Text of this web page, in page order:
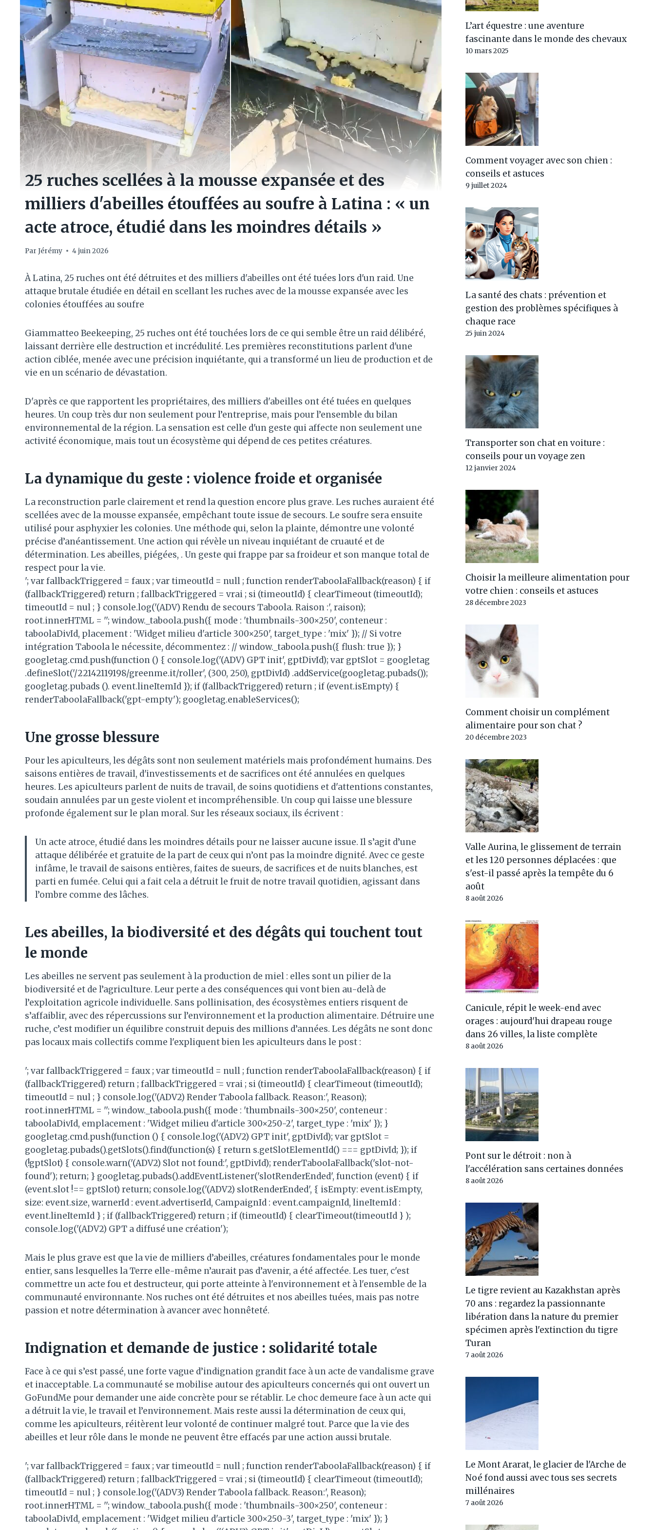
25 ruches scellées à la mousse expansée et des
milliers d'abeilles étouffées au soufre à Latina : « un
acte atroce, étudié dans les moindres détails »
Par Jérémy 4 juin 2026
À Latina, 25 ruches ont été détruites et des milliers d'abeilles ont été tuées lors d'un raid. Une
attaque brutale étudiée en détail en scellant les ruches avec de la mousse expansée avec les
colonies étouffées au soufre
Giammatteo Beekeeping, 25 ruches ont été touchées lors de ce qui semble être un raid délibéré,
laissant derrière elle destruction et incrédulité. Les premières reconstitutions parlent d'une
action ciblée, menée avec une précision inquiétante, qui a transformé un lieu de production et de
vie en un scénario de dévastation.
D'après ce que rapportent les propriétaires, des milliers d'abeilles ont été tuées en quelques
heures. Un coup très dur non seulement pour l’entreprise, mais pour l’ensemble du bilan
environnemental de la région. La sensation est celle d'un geste qui affecte non seulement une
activité économique, mais tout un écosystème qui dépend de ces petites créatures.
La dynamique du geste : violence froide et organisée
La reconstruction parle clairement et rend la question encore plus grave. Les ruches auraient été
scellées avec de la mousse expansée, empêchant toute issue de secours. Le soufre sera ensuite
utilisé pour asphyxier les colonies. Une méthode qui, selon la plainte, démontre une volonté
précise d’anéantissement. Une action qui révèle un niveau inquiétant de cruauté et de
détermination. Les abeilles, piégées, . Un geste qui frappe par sa froideur et son manque total de
respect pour la vie.
'; var fallbackTriggered = faux ; var timeoutId = null ; function renderTaboolaFallback(reason) { if
(fallbackTriggered) return ; fallbackTriggered = vrai ; si (timeoutId) { clearTimeout (timeoutId);
timeoutId = nul ; } console.log('(ADV) Rendu de secours Taboola. Raison :', raison);
root.innerHTML = ''; window._taboola.push({ mode : 'thumbnails-300×250', conteneur :
taboolaDivId, placement : 'Widget milieu d'article 300×250', target_type : 'mix' }); // Si votre
intégration Taboola le nécessite, décommentez : // window._taboola.push({ flush: true }); }
googletag.cmd.push(function () { console.log('(ADV) GPT init', gptDivId); var gptSlot = googletag
.defineSlot('/22142119198/greenme.it/roller', (300, 250), gptDivId) .addService(googletag.pubads());
googletag.pubads (). event.lineItemId }); if (fallbackTriggered) return ; if (event.isEmpty) {
renderTaboolaFallback('gpt-empty'); googletag.enableServices();
Une grosse blessure
Pour les apiculteurs, les dégâts sont non seulement matériels mais profondément humains. Des
saisons entières de travail, d'investissements et de sacrifices ont été annulées en quelques
heures. Les apiculteurs parlent de nuits de travail, de soins quotidiens et d'attentions constantes,
soudain annulées par un geste violent et incompréhensible. Un coup qui laisse une blessure
profonde également sur le plan moral. Sur les réseaux sociaux, ils écrivent :
Un acte atroce, étudié dans les moindres détails pour ne laisser aucune issue. Il s’agit d’une
attaque délibérée et gratuite de la part de ceux qui n’ont pas la moindre dignité. Avec ce geste
infâme, le travail de saisons entières, faites de sueurs, de sacrifices et de nuits blanches, est
parti en fumée. Celui qui a fait cela a détruit le fruit de notre travail quotidien, agissant dans
l’ombre comme des lâches.
Les abeilles, la biodiversité et des dégâts qui touchent tout
le monde
Les abeilles ne servent pas seulement à la production de miel : elles sont un pilier de la
biodiversité et de l’agriculture. Leur perte a des conséquences qui vont bien au-delà de
l’exploitation agricole individuelle. Sans pollinisation, des écosystèmes entiers risquent de
s’affaiblir, avec des répercussions sur l’environnement et la production alimentaire. Détruire une
ruche, c’est modifier un équilibre construit depuis des millions d’années. Les dégâts ne sont donc
pas locaux mais collectifs comme l'expliquent bien les apiculteurs dans le post :
'; var fallbackTriggered = faux ; var timeoutId = null ; function renderTaboolaFallback(reason) { if
(fallbackTriggered) return ; fallbackTriggered = vrai ; si (timeoutId) { clearTimeout (timeoutId);
timeoutId = nul ; } console.log('(ADV2) Render Taboola fallback. Reason:', Reason);
root.innerHTML = ''; window._taboola.push({ mode : 'thumbnails-300×250', conteneur :
taboolaDivId, emplacement : 'Widget milieu d'article 300×250-2', target_type : 'mix' }); }
googletag.cmd.push(function () { console.log('(ADV2) GPT init', gptDivId); var gptSlot =
googletag.pubads().getSlots().find(function(s) { return s.getSlotElementId() === gptDivId; }); if
(!gptSlot) { console.warn('(ADV2) Slot not found:', gptDivId); renderTaboolaFallback('slot-not-
found'); return; } googletag.pubads().addEventListener('slotRenderEnded', function (event) { if
(event.slot !== gptSlot) return; console.log('(ADV2) slotRenderEnded', { isEmpty: event.isEmpty,
size: event.size, warnerId : event.advertiserId, CampaignId : event.campaignId, lineItemId :
event.lineItemId } ; if (fallbackTriggered) return ; if (timeoutId) { clearTimeout(timeoutId } );
console.log('(ADV2) GPT a diffusé une création');
Mais le plus grave est que la vie de milliers d’abeilles, créatures fondamentales pour le monde
entier, sans lesquelles la Terre elle-même n’aurait pas d’avenir, a été affectée. Les tuer, c'est
commettre un acte fou et destructeur, qui porte atteinte à l'environnement et à l'ensemble de la
communauté environnante. Nos ruches ont été détruites et nos abeilles tuées, mais pas notre
passion et notre détermination à avancer avec honnêteté.
Indignation et demande de justice : solidarité totale
Face à ce qui s’est passé, une forte vague d’indignation grandit face à un acte de vandalisme grave
et inacceptable. La communauté se mobilise autour des apiculteurs concernés qui ont ouvert un
GoFundMe pour demander une aide concrète pour se rétablir. Le choc demeure face à un acte qui
a détruit la vie, le travail et l’environnement. Mais reste aussi la détermination de ceux qui,
comme les apiculteurs, réitèrent leur volonté de continuer malgré tout. Parce que la vie des
abeilles et leur rôle dans le monde ne peuvent être effacés par une action aussi brutale.
'; var fallbackTriggered = faux ; var timeoutId = null ; function renderTaboolaFallback(reason) { if
(fallbackTriggered) return ; fallbackTriggered = vrai ; si (timeoutId) { clearTimeout (timeoutId);
timeoutId = nul ; } console.log('(ADV3) Render Taboola fallback. Reason:', Reason);
root.innerHTML = ''; window._taboola.push({ mode : 'thumbnails-300×250', conteneur :
taboolaDivId, emplacement : 'Widget milieu d'article 300×250-3', target_type : 'mix' }); }
L’art équestre : une aventure
fascinante dans le monde des chevaux
10 mars 2025
Comment voyager avec son chien :
conseils et astuces
9 juillet 2024
La santé des chats : prévention et
gestion des problèmes spécifiques à
chaque race
25 juin 2024
Transporter son chat en voiture :
conseils pour un voyage zen
12 janvier 2024
Choisir la meilleure alimentation pour
votre chien : conseils et astuces
28 décembre 2023
Comment choisir un complément
alimentaire pour son chat ?
20 décembre 2023
Valle Aurina, le glissement de terrain
et les 120 personnes déplacées : que
s'est-il passé après la tempête du 6
août
8 août 2026
Canicule, répit le week-end avec
orages : aujourd'hui drapeau rouge
dans 26 villes, la liste complète
8 août 2026
Pont sur le détroit : non à
l'accélération sans certaines données
8 août 2026
Le tigre revient au Kazakhstan après
70 ans : regardez la passionnante
libération dans la nature du premier
spécimen après l'extinction du tigre
Turan
7 août 2026
Le Mont Ararat, le glacier de l'Arche de
Noé fond aussi avec tous ses secrets
millénaires
7 août 2026